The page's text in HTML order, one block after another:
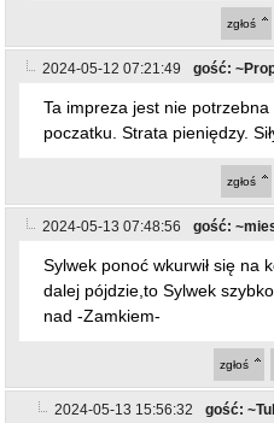
zgłoś
2024-05-12 07:21:49 gość:
Ta impreza jest nie
poczatku. Strata pieniędzy.
zgłoś
2024-05-13 07:48:56 gość:
Sylwek ponoć wkurwił się na
dalej pójdzie,to Sylwek
nad -Zamkiem-
zgłoś
2024-05-13 15:56:32 gość: